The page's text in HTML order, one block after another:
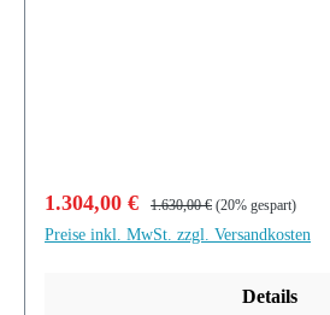
Verkaufspreis:
1.304,00 € Regulärer Preis:
1.630,00 € (20% gespart)
Preise inkl. MwSt. zzgl. Versandkosten
Details